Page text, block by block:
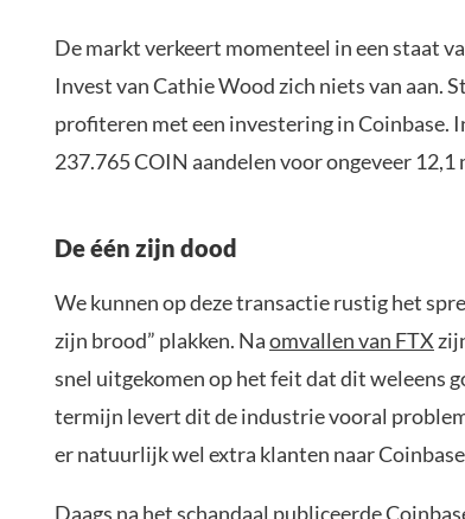
De markt verkeert momenteel in een staat
Invest van Cathie Wood zich niets van aan.
profiteren met een investering in Coinbase.
237.765 COIN aandelen voor ongeveer
De één zijn dood
We kunnen op deze transactie rustig het
zijn brood” plakken. Naomvallen van FTX
snel uitgekomen op het feit dat dit weleens
termijn levert dit de industrie vooral
er natuurlijk wel extra klanten naar
Daags na het schandaal publiceerde